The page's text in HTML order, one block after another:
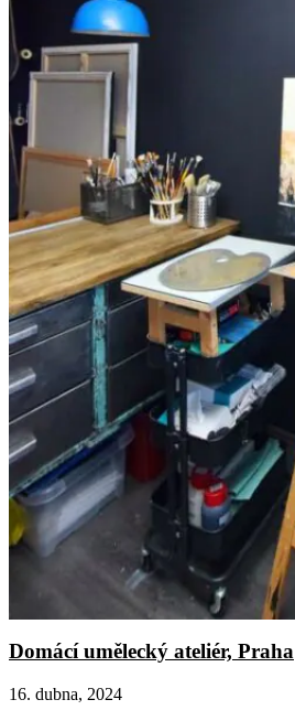
Domácí umělecký ateliér, Praha
16. dubna, 2024